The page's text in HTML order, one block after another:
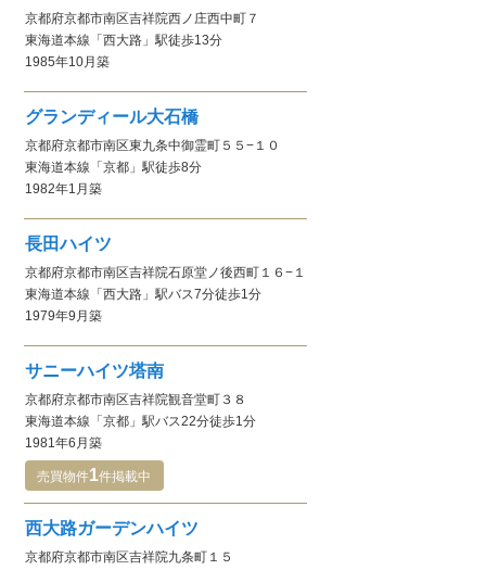
京都府京都市南区吉祥院西ノ庄西中町７
東海道本線 「西大路」駅徒歩13分
1985年10月 築
グランディール大石橋
京都府京都市南区東九条中御霊町５５−１０
東海道本線 「京都」駅徒歩8分
1982年1月 築
長田ハイツ
京都府京都市南区吉祥院石原堂ノ後西町１６−１
東海道本線 「西大路」駅バス7分徒歩1分
1979年9月 築
サニーハイツ塔南
京都府京都市南区吉祥院観音堂町３８
東海道本線 「京都」駅バス22分徒歩1分
1981年6月 築
売買物件1件掲載中
西大路ガーデンハイツ
京都府京都市南区吉祥院九条町１５